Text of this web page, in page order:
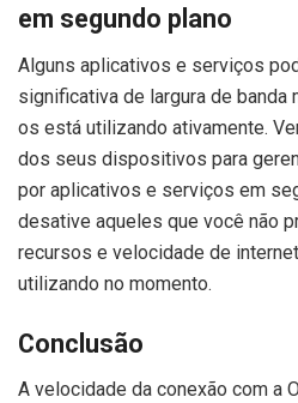
em segundo plano
Alguns aplicativos e serviços
significativa de largura de banda
os está utilizando ativamente.
dos seus dispositivos para
por aplicativos e serviços em
desative aqueles que você não
recursos e velocidade de
utilizando no momento.
Conclusão
A velocidade da conexão com a